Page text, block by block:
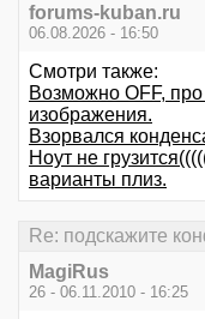
forums-kuban.ru
06.08.2026 - 16:50
Смотри также:
Возможно OFF,
изображения.
Взорвался
Ноут не
варианты плиз.
Re: подскажите
MagiRus
26 - 06.11.2010 - 16:25